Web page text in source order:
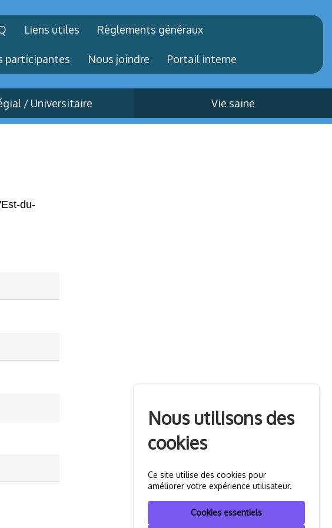
Liens utiles Règlements généraux
participantes Nous joindre Portail interne
/ Universitaire Vie saine
du-
Nous utilisons des
cookies
Ce site utilise des cookies pour
améliorer votre expérience utilisateur.
Cookies essentiels